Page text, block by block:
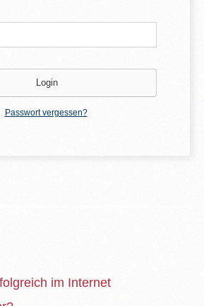
Passwort vergessen?
im Internet